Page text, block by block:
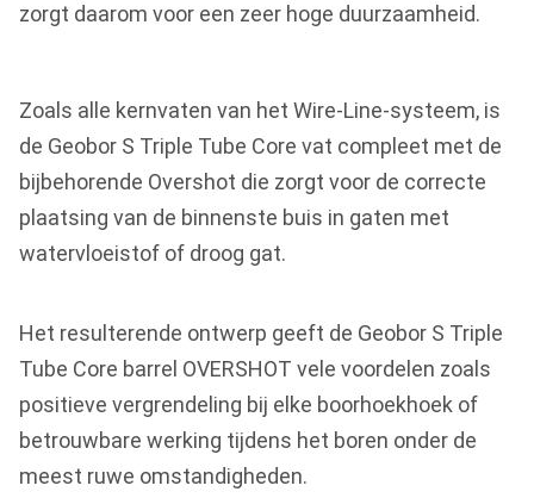
zorgt daarom voor een zeer hoge duurzaamheid.
Zoals alle kernvaten van het Wire-Line-systeem, is
de Geobor S Triple Tube Core vat compleet met de
bijbehorende Overshot die zorgt voor de correcte
plaatsing van de binnenste buis in gaten met
watervloeistof of droog gat.
Het resulterende ontwerp geeft de Geobor S Triple
Tube Core barrel OVERSHOT vele voordelen zoals
positieve vergrendeling bij elke boorhoekhoek of
betrouwbare werking tijdens het boren onder de
meest ruwe omstandigheden.